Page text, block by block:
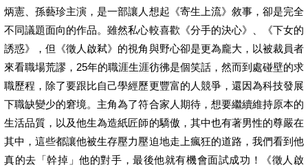
炳憲、孫藝珍主演，是一部讓人想起《寄生上流》敘事，卻是完全
不同議題面向的作品。雖然私心較喜歡《分手的決心》、《下女的
誘惑》，但《徵人啟弒》的視角與野心卻是更為龐大，以被裁員者
來看職場荒謬，25年的職涯生涯彷彿是個笑話，然而到處碰壁的求
職歷程，除了要跟比自己學經歷更豐富的人競爭，還因為科技發展
下職缺變少的窘境。主角為了符合家人期待，想要繼續維持原本的
生活品質，以及他生為造紙匠師的驕傲，其中也有著男性的尊嚴在
其中，這些都讓他被生存壓力壓迫地走上瘋狂的道路，我們看到他
真的去「幹掉」他的對手，最後他就有機會面試成功！《徵人啟